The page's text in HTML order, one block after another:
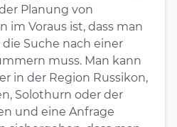
Planung von
im Voraus ist, dass man
Suche nach einer
muss. Man kann
in der Region Russikon,
Solothurn oder der
und eine Anfrage